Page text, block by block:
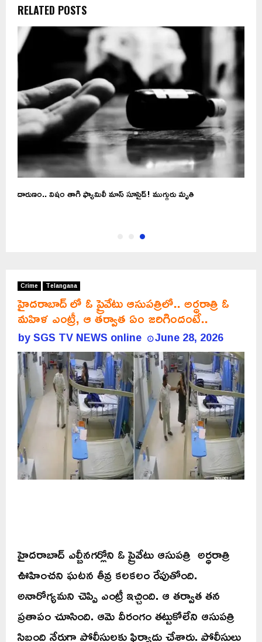
RELATED POSTS
దారుణం.. విషం తాగి ఫ్యామిలీ మాస్‌ సూసైడ్‌! ముగ్గురు మృతి
Crime Telangana
హైదరాబాద్ లో ఓ ప్రైవేటు ఆసుపత్రిలో.. అర్ధరాత్రి ఓ
మహిళ ఎంట్రీ, ఆ తర్వాత ఏం జరిగిందంటే..
bySGS TV NEWS online June 28, 2026
హైదరాబాద్ ఎల్బీనగర్లోని ఓ ప్రైవేటు ఆసుపత్రి అర్ధరాత్రి
ఊహించని ఘటన తీవ్ర కలకలం రేపుతోంది.
అనారోగ్యమని చెప్పి ఎంట్రీ ఇచ్చింది. ఆ తర్వాత తన
ప్రతాపం చూసింది. ఆమె వీరంగం తట్టుకోలేని ఆసుపత్రి
సిబ్బంది నేరుగా పోలీసులకు ఫిర్యాదు చేశారు. పోలీసులు